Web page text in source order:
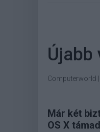
Újabb
Computerworld
Már két
OS X